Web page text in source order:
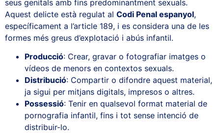
seus genitals amb fins predominantment sexuals.
Aquest delicte està regulat al Codi Penal espanyol,
específicament a l’article 189, i es considera una de les
formes més greus d’explotació i abús infantil.
Producció: Crear, gravar o fotografiar imatges o
vídeos de menors en contextos sexuals.
Distribució: Compartir o difondre aquest material,
ja sigui per mitjans digitals, impresos o altres.
Possessió: Tenir en qualsevol format material de
pornografia infantil, fins i tot sense intenció de
distribuir-lo.